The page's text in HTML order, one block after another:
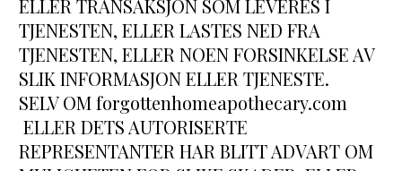
ELLER TRANSAKSJON SOM LEVERES I
TJENESTEN, ELLER LASTES NED FRA
TJENESTEN, ELLER NOEN FORSINKELSE AV
SLIK INFORMASJON ELLER TJENESTE.
SELV OM forgottenhomeapothecary.com
ELLER DETS AUTORISERTE
REPRESENTANTER HAR BLITT ADVART OM